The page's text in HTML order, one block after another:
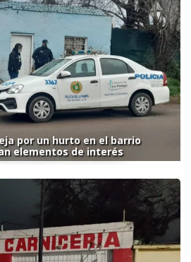
por un hurto en el barrio
elementos de interés